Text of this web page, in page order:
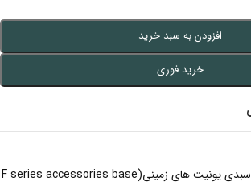
افزودن به سبد خرید
خرید فوری
تجهیزات سبدی یونیت های زمینی(F series accessories base